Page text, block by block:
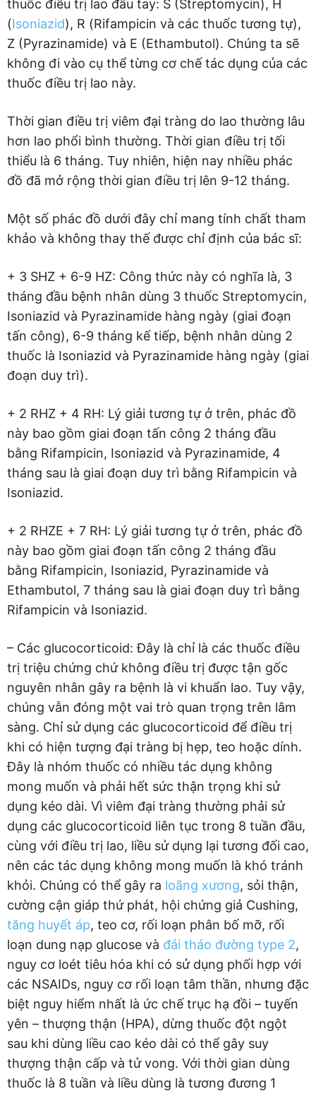
thuốc điều trị lao đầu tay: S (Streptomycin), H
(Isoniazid), R (Rifampicin và các thuốc tương tự),
Z (Pyrazinamide) và E (Ethambutol). Chúng ta sẽ
không đi vào cụ thể từng cơ chế tác dụng của các
thuốc điều trị lao này.
Thời gian điều trị viêm đại tràng do lao thường lâu
hơn lao phổi bình thường. Thời gian điều trị tối
thiểu là 6 tháng. Tuy nhiên, hiện nay nhiều phác
đồ đã mở rộng thời gian điều trị lên 9-12 tháng.
Một số phác đồ dưới đây chỉ mang tính chất tham
khảo và không thay thế được chỉ định của bác sĩ:
+ 3 SHZ + 6-9 HZ: Công thức này có nghĩa là, 3
tháng đầu bệnh nhân dùng 3 thuốc Streptomycin,
Isoniazid và Pyrazinamide hàng ngày (giai đoạn
tấn công), 6-9 tháng kế tiếp, bệnh nhân dùng 2
thuốc là Isoniazid và Pyrazinamide hàng ngày (giai
đoạn duy trì).
+ 2 RHZ + 4 RH: Lý giải tương tự ở trên, phác đồ
này bao gồm giai đoạn tấn công 2 tháng đầu
bằng Rifampicin, Isoniazid và Pyrazinamide, 4
tháng sau là giai đoạn duy trì bằng Rifampicin và
Isoniazid.
+ 2 RHZE + 7 RH: Lý giải tương tự ở trên, phác đồ
này bao gồm giai đoạn tấn công 2 tháng đầu
bằng Rifampicin, Isoniazid, Pyrazinamide và
Ethambutol, 7 tháng sau là giai đoạn duy trì bằng
Rifampicin và Isoniazid.
– Các glucocorticoid: Đây là chỉ là các thuốc điều
trị triệu chứng chứ không điều trị được tận gốc
nguyên nhân gây ra bệnh là vi khuẩn lao. Tuy vậy,
chúng vẫn đóng một vai trò quan trọng trên lâm
sàng. Chỉ sử dụng các glucocorticoid để điều trị
khi có hiện tượng đại tràng bị hẹp, teo hoặc dính.
Đây là nhóm thuốc có nhiều tác dụng không
mong muốn và phải hết sức thận trọng khi sử
dụng kéo dài. Vì viêm đại tràng thường phải sử
dụng các glucocorticoid liên tục trong 8 tuần đầu,
cùng với điều trị lao, liều sử dụng lại tương đối cao,
nên các tác dụng không mong muốn là khó tránh
khỏi. Chúng có thể gây ra loãng xương, sỏi thận,
cường cận giáp thứ phát, hội chứng giả Cushing,
tăng huyết áp, teo cơ, rối loạn phân bố mỡ, rối
loạn dung nạp glucose và đái tháo đường type 2,
nguy cơ loét tiêu hóa khi có sử dụng phối hợp với
các NSAIDs, nguy cơ rối loạn tâm thần, nhưng đặc
biệt nguy hiểm nhất là ức chế trục hạ đồi – tuyến
yên – thượng thận (HPA), dừng thuốc đột ngột
sau khi dùng liều cao kéo dài có thể gây suy
thượng thận cấp và tử vong. Với thời gian dùng
thuốc là 8 tuần và liều dùng là tương đương 1